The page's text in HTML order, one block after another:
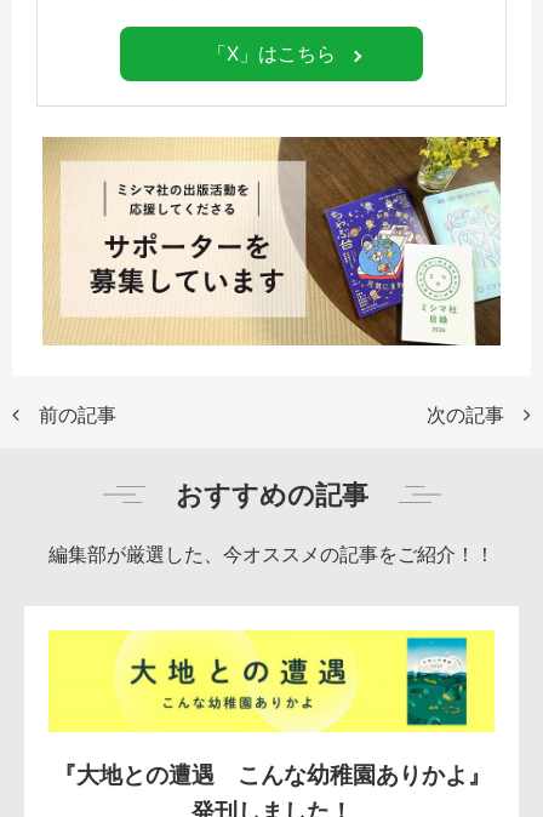
「X」はこちら
前の記事 次の記事
おすすめの記事
編集部が厳選した、今オススメの記事をご紹介！！
『大地との遭遇 こんな幼稚園ありかよ』
発刊しました！